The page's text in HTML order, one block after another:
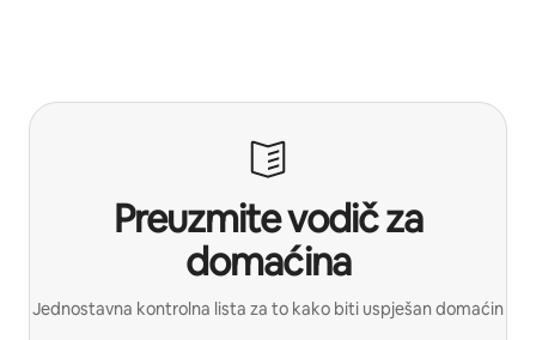
Preuzmite vodič za
domaćina
Jednostavna kontrolna lista za to kako biti uspješan domaćin